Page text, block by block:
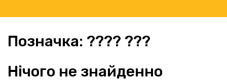
Позначка: ???? ???
Нічого не знайденно